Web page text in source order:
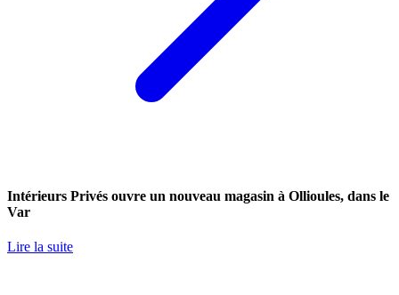
Intérieurs Privés ouvre un nouveau magasin à Ollioules, dans le
Var
Lire la suite